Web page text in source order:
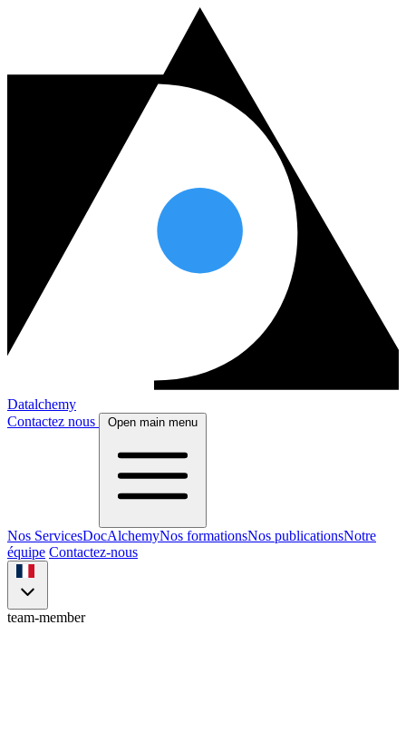
Datalchemy
Contactez nous
Open main menu
Nos ServicesDocAlchemyNos formationsNos publicationsNotre
équipe Contactez-nous
team-member